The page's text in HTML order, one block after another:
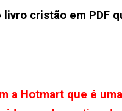
cristão em PDF
a Hotmart que é